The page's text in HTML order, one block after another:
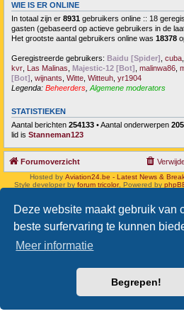
Deze website maakt gebruik van
beste surfervaring te kunnen
Meer informatie
Begrepen!
WIE IS ER ONLINE
In totaal zijn er 8931 gebruikers online :: 18
gasten (gebaseerd op actieve gebruikers in de
Het grootste aantal gebruikers online was 18378
Geregistreerde gebruikers: Baidu [Spider] cuba
kvr Las Malinas Majestic-12 [Bot] malinwa86
[Bot] wijnants Witte Witteuh yr1904
Legenda: Beheerders Algemene moderators
STATISTIEKEN
Aantal berichten 254133 • Aantal onderwerpen 205
lid is Stanneman123
Forumoverzicht
Hosted by Aviation24.be - Latest News &
Style developer by forum tricolor, Powered by